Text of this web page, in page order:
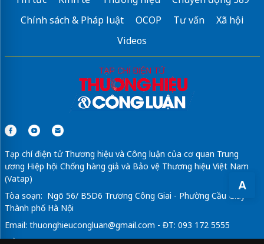
A
Chính sách & Pháp luật
OCOP Tư vấn
Xã hội
Videos
Tạp chí điện tử Thương hiệu và Công luận của cơ quan Trung
ương Hiệp hội Chống hàng giả và Bảo vệ Thương hiệu Việt Nam
(Vatap)
Tòa soạn: Ngõ 56/ B5D6 Trương Công Giai - Phường Cầu Giấy -
Thành phố Hà Nội
Email: thuonghieucongluan@gmail.com - ĐT: 093 172 5555